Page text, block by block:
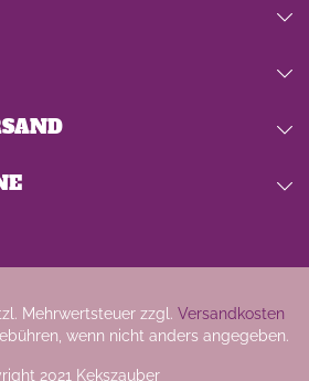
Mehrwertsteuer zzgl. Versandkosten
wenn nicht anders angegeben.
2021 Kekszauber